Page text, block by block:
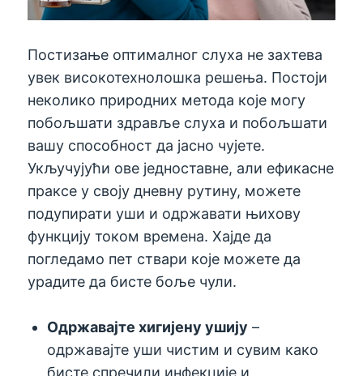
Постизање оптималног слуха не захтева
увек високотехнолошка решења. Постоји
неколико природних метода које могу
побољшати здравље слуха и побољшати
вашу способност да јасно чујете.
Укључујући ове једноставне, али ефикасне
праксе у своју дневну рутину, можете
подупирати уши и одржавати њихову
функцију током времена. Хајде да
погледамо пет ствари које можете да
урадите да бисте боље чули.
Одржавајте хигијену ушију –
одржавајте уши чистим и сувим како